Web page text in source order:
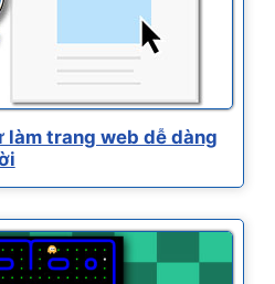
làm trang web dễ dàng